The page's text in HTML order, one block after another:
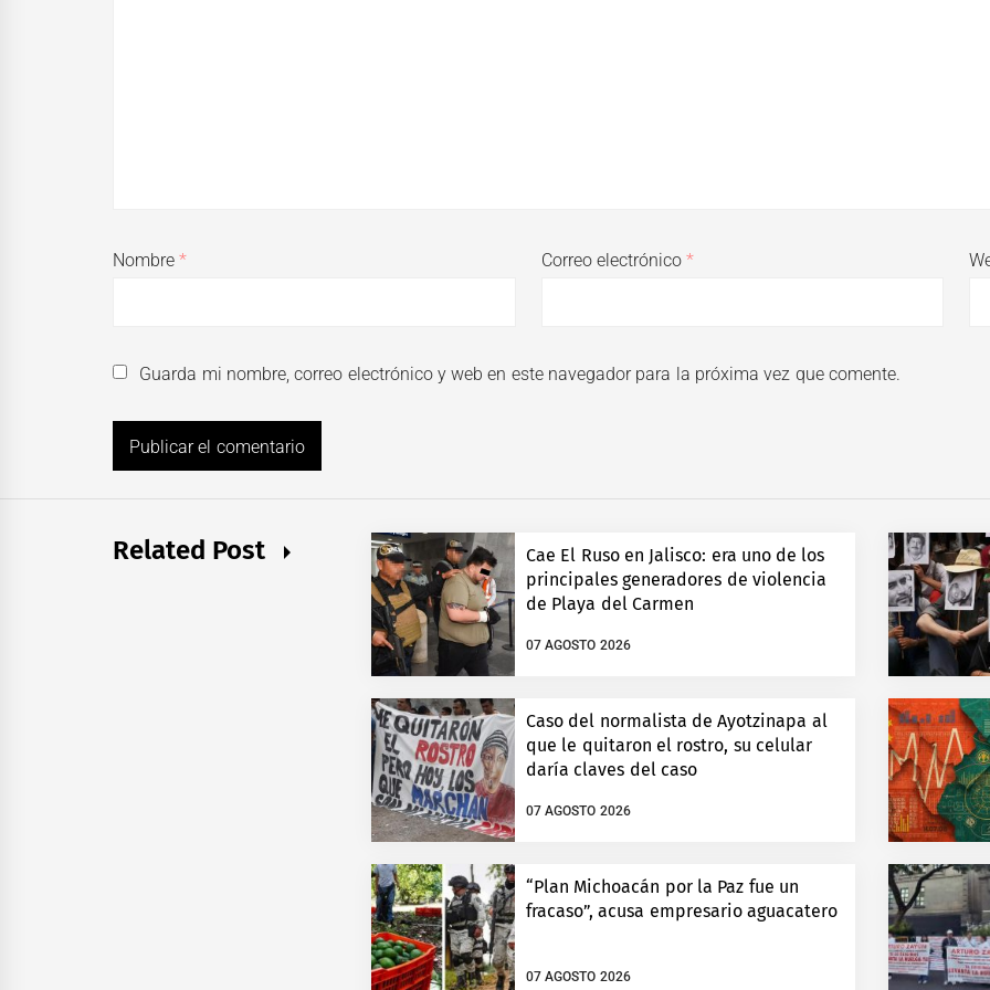
Nombre* Correo electrónico*
Guarda mi nombre, correo electrónico y web en este navegador para la próxima vez que comente.
Related Post
Cae El Ruso en Jalisco: era uno de los
principales generadores de violencia
de Playa del Carmen
07 AGOSTO 2026
Caso del normalista de Ayotzinapa al
que le quitaron el rostro, su celular
daría claves del caso
07 AGOSTO 2026
“Plan Michoacán por la Paz fue un
fracaso”, acusa empresario aguacatero
07 AGOSTO 2026